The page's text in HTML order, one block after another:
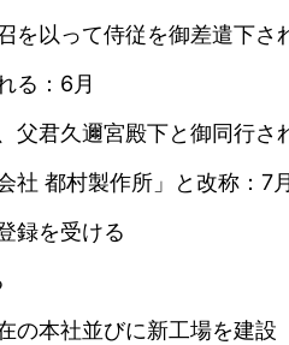
を以って侍従を御差遣下さ
る：6月
父君久邇宮殿下と御同行さ
社 都村製作所」と改称：7月
録を受ける
の本社並びに新工場を建設